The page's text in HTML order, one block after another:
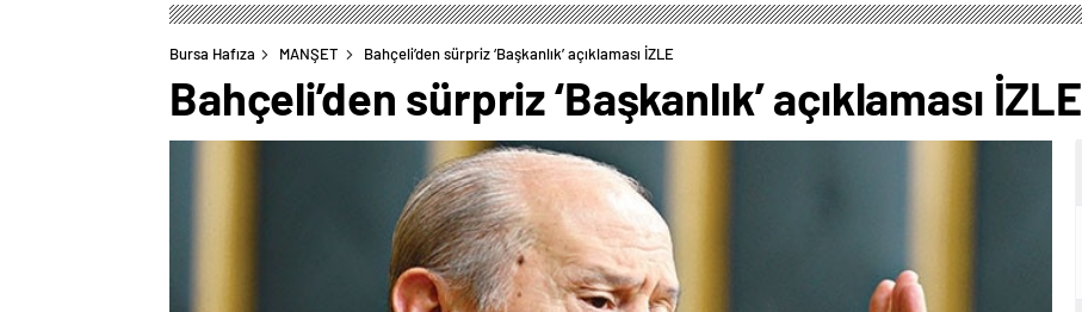
Bursa Hafıza MANŞET Bahçeli’den sürpriz ‘Başkanlık’ açıklaması İZLE
Bahçeli’den sürpriz ‘Başkanlık’ açıklaması İZLE